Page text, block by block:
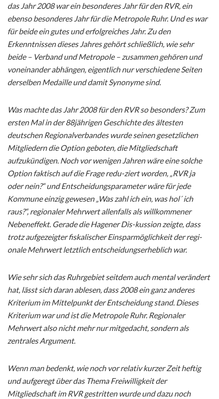
das Jahr 2008 war ein besonderes Jahr für den RVR, ein
ebenso besonderes Jahr für die Metropole Ruhr. Und es war
für beide ein gutes und erfolgreiches Jahr. Zu den
Erkenntnissen dieses Jahres gehört schließlich, wie sehr
beide – Verband und Metropole – zusammen gehören und
voneinander abhängen, eigentlich nur verschiedene Seiten
derselben Medaille und damit Synonyme sind.
Was machte das Jahr 2008 für den RVR so besonders? Zum
ersten Mal in der 88jährigen Geschichte des ältesten
deutschen Regionalverbandes wurde seinen gesetzlichen
Mitgliedern die Option geboten, die Mitgliedschaft
aufzukündigen. Noch vor wenigen Jahren wäre eine solche
Option faktisch auf die Frage redu-ziert worden, „RVR ja
oder nein?“ und Entscheidungsparameter wäre für jede
Kommune einzig gewesen „Was zahl ich ein, was hol´ ich
raus?“, regionaler Mehrwert allenfalls als willkommener
Nebeneffekt. Gerade die Hagener Dis-kussion zeigte, dass
trotz aufgezeigter fiskalischer Einsparmöglichkeit der regi-
onale Mehrwert letztlich entscheidungserheblich war.
Wie sehr sich das Ruhrgebiet seitdem auch mental verändert
hat, lässt sich daran ablesen, dass 2008 ein ganz anderes
Kriterium im Mittelpunkt der Entscheidung stand. Dieses
Kriterium war und ist die Metropole Ruhr. Regionaler
Mehrwert also nicht mehr nur mitgedacht, sondern als
zentrales Argument.
Wenn man bedenkt, wie noch vor relativ kurzer Zeit heftig
und aufgeregt über das Thema Freiwilligkeit der
Mitgliedschaft im RVR gestritten wurde und dazu noch